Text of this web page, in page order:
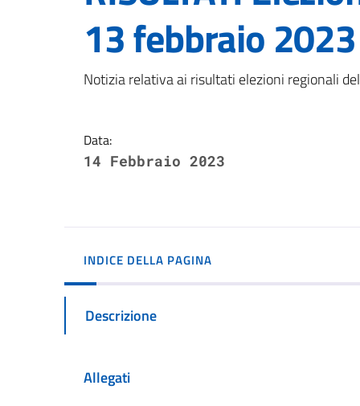
13 febbraio 2023
Dettagli della
Notizia relativa ai risultati elezioni regionali
Data:
14 Febbraio 2023
INDICE DELLA PAGINA
Descrizione
Allegati